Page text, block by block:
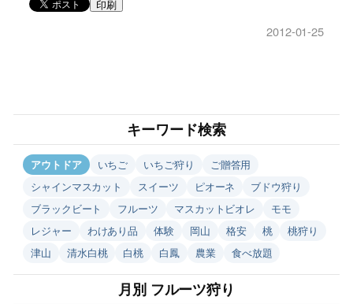
印刷
2012-01-25
キーワード検索
アウトドア いちご いちご狩り
ご贈答用
シャインマスカット
スイーツ ピオーネ
ブドウ狩り
ブラックビート
フルーツ マスカットビオレ
モモ
レジャー
わけあり品 体験 岡山 格安 桃
桃狩り
津山
清水白桃 白桃 白鳳 農業 食べ放題
月別 フルーツ狩り